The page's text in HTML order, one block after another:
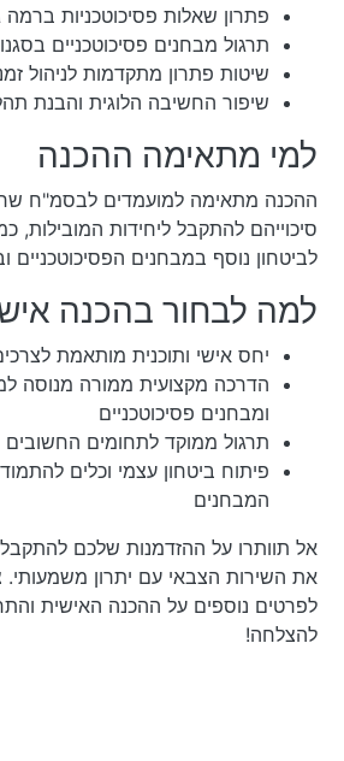
פתרון שאלות פסיכוטכניות ברמה
תרגול מבחנים פסיכוטכניים
שיטות פתרון מתקדמות לניהול
שיפור החשיבה הלוגית והבנת
למי מתאימה ההכנה
ההכנה מתאימה למועמדים לבסמ"ח
סיכוייהם להתקבל ליחידות המובילות,
לביטחון נוסף במבחנים
למה לבחור בהכנה
יחס אישי ותוכנית מותאמת
הדרכה מקצועית ממורה מנוסה
ומבחנים פסיכוטכניים
תרגול ממוקד לתחומים החשובים
פיתוח ביטחון עצמי וכלים
המבחנים
אל תוותרו על ההזדמנות שלכם
את השירות הצבאי עם יתרון משמעותי.
לפרטים נוספים על ההכנה האישית
להצלחה!